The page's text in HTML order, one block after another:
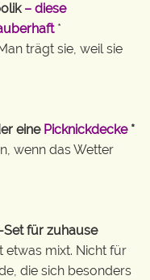
– diese
*
trägt sie, weil sie
eine Picknickdecke*
wenn das Wetter
für zuhause
etwas mixt. Nicht für
die sich besonders